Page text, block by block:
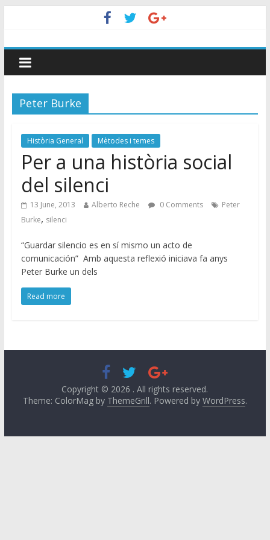
Peter Burke
Història General Mètodes i temes
Per a una història social
del silenci
13 June, 2013 Alberto Reche 0 Comments
Peter
Burke, silenci
“Guardar silencio es en sí mismo un acto de
comunicación” Amb aquesta reflexió iniciava fa anys
Peter Burke un dels
Read more
Copyright © 2026 . All rights reserved.
Theme: ColorMag by ThemeGrill. Powered by WordPress.